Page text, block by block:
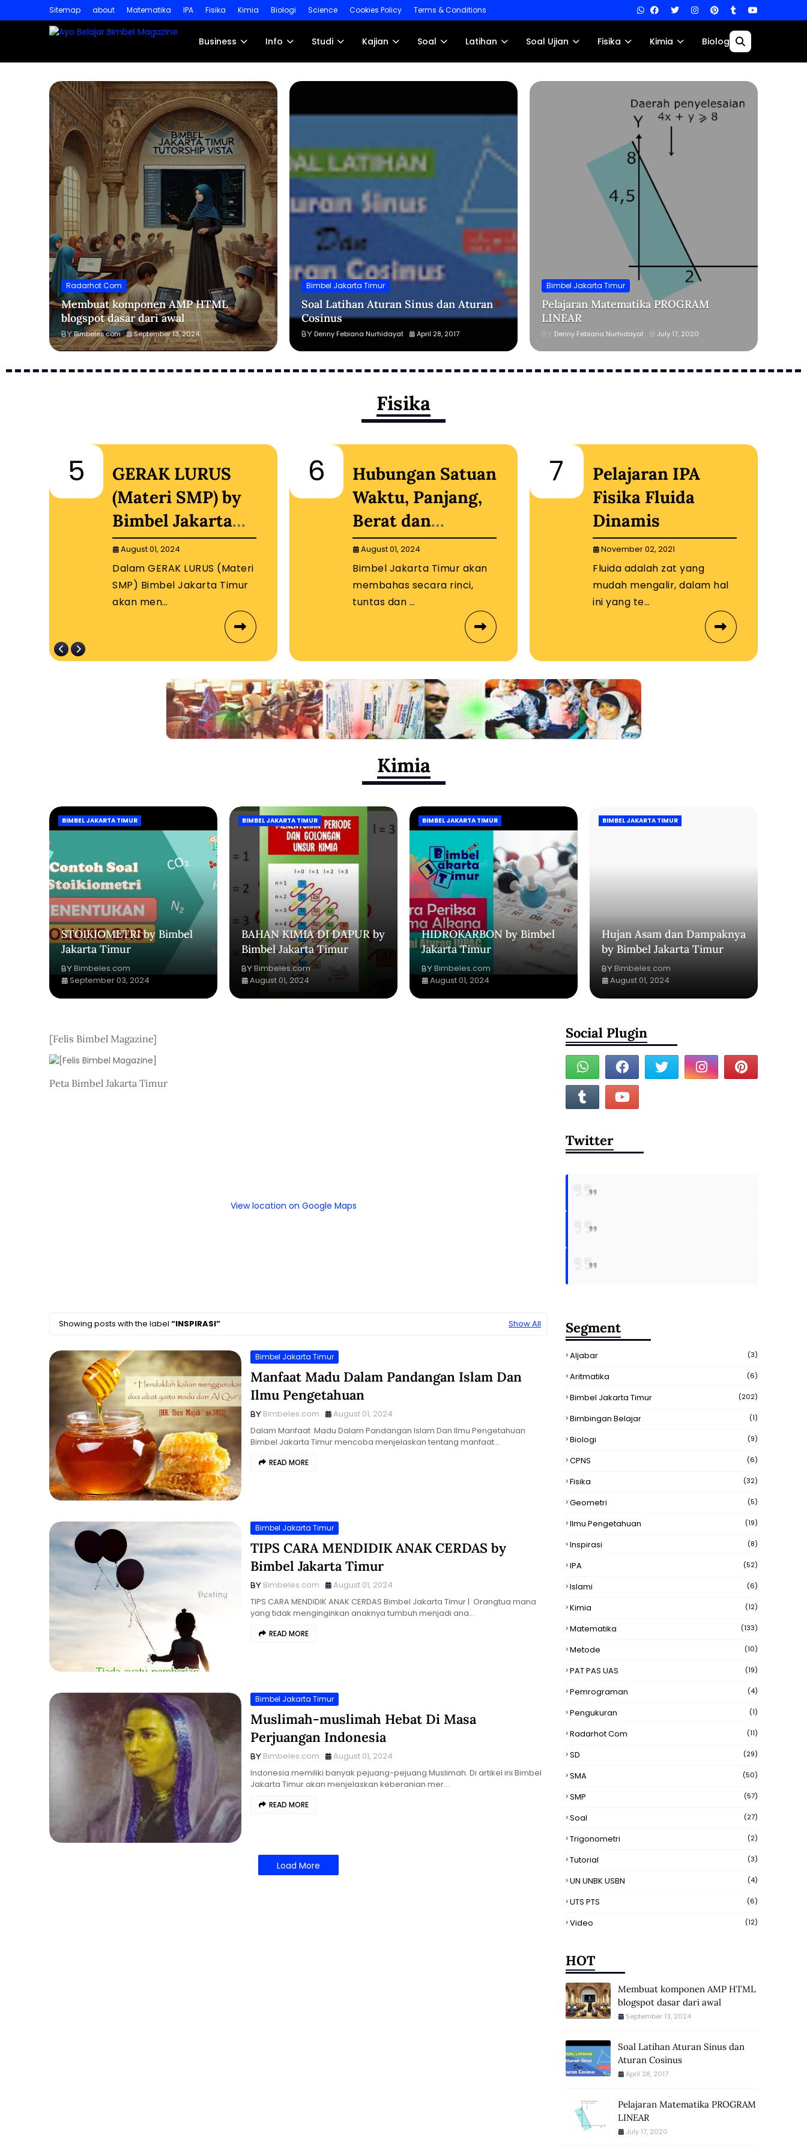
Sitemap about Matematika IPA Fisika Kimia Biologi Science Cookies Policy Terms & Conditions
Business Info Studi Kajian Soal Latihan Soal Ujian Fisika Kimia Biologi
Radarhot Com
Membuat komponen AMP HTML
blogspot dasar dari awal
Bimbeles.com September 13, 2024
Bimbel Jakarta Timur
Soal Latihan Aturan Sinus dan Aturan
Cosinus
Denny Febiana Nurhidayat April 28, 2017
Bimbel Jakarta Timur
Pelajaran Matematika PROGRAM
LINEAR
Denny Febiana Nurhidayat July 17, 2020
Fisika
5
GERAK LURUS
(Materi SMP) by
Bimbel Jakarta
Timur
August 01, 2024
Dalam GERAK LURUS (Materi
SMP) Bimbel Jakarta Timur
akan men…
6
Hubungan Satuan
Waktu, Panjang,
Berat dan
Kuantitas
August 01, 2024
Bimbel Jakarta Timur akan
membahas secara rinci,
tuntas dan …
7
Pelajaran IPA
Fisika Fluida
Dinamis
November 02, 2021
Fluida adalah zat yang
mudah mengalir, dalam hal
ini yang te…
Kimia
BIMBEL JAKARTA TIMUR
STOIKIOMETRI by Bimbel
Jakarta Timur
Bimbeles.com
September 03, 2024
BIMBEL JAKARTA TIMUR
BAHAN KIMIA DI DAPUR by
Bimbel Jakarta Timur
Bimbeles.com
August 01, 2024
BIMBEL JAKARTA TIMUR
HIDROKARBON by Bimbel
Jakarta Timur
Bimbeles.com
August 01, 2024
BIMBEL JAKARTA TIMUR
Hujan Asam dan Dampaknya
by Bimbel Jakarta Timur
Bimbeles.com
August 01, 2024
[Felis Bimbel Magazine]
Peta Bimbel Jakarta Timur
View location on Google Maps
Showing posts with the label INSPIRASI Show All
Bimbel Jakarta Timur
Manfaat Madu Dalam Pandangan Islam Dan
Ilmu Pengetahuan
Bimbeles.com
August 01, 2024
Dalam Manfaat Madu Dalam Pandangan Islam Dan Ilmu Pengetahuan
Bimbel Jakarta Timur mencoba menjelaskan tentang manfaat…
READ MORE
Bimbel Jakarta Timur
TIPS CARA MENDIDIK ANAK CERDAS by
Bimbel Jakarta Timur
Bimbeles.com
August 01, 2024
TIPS CARA MENDIDIK ANAK CERDAS Bimbel Jakarta Timur | Orangtua mana
yang tidak menginginkan anaknya tumbuh menjadi ana…
READ MORE
Bimbel Jakarta Timur
Muslimah-muslimah Hebat Di Masa
Perjuangan Indonesia
Bimbeles.com
August 01, 2024
Indonesia memiliki banyak pejuang-pejuang Muslimah. Di artikel ini Bimbel
Jakarta Timur akan menjelaskan keberanian mer…
READ MORE
Load More
Social Plugin
Twitter
Segment
Aljabar (3)
Aritmatika (6)
Bimbel Jakarta Timur (202)
Bimbingan Belajar (1)
Biologi (9)
CPNS (6)
Fisika (32)
Geometri (5)
Ilmu Pengetahuan (19)
Inspirasi (8)
IPA (52)
Islami (6)
Kimia (12)
Matematika (133)
Metode (10)
PAT PAS UAS (19)
Pemrograman (4)
Pengukuran (1)
Radarhot Com (11)
SD (29)
SMA (50)
SMP (57)
Soal (27)
Trigonometri (2)
Tutorial (3)
UN UNBK USBN (4)
UTS PTS (6)
Video (12)
HOT
Membuat komponen AMP HTML
blogspot dasar dari awal
September 13, 2024
Soal Latihan Aturan Sinus dan
Aturan Cosinus
April 28, 2017
Pelajaran Matematika PROGRAM
LINEAR
July 17, 2020